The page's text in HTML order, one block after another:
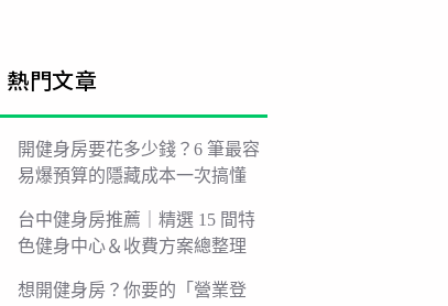
熱門文章​
開健身房要花多少錢？6 筆最容
易爆預算的隱藏成本一次搞懂
台中健身房推薦｜精選 15 間特
色健身中心＆收費方案總整理
想開健身房？你要的「營業登